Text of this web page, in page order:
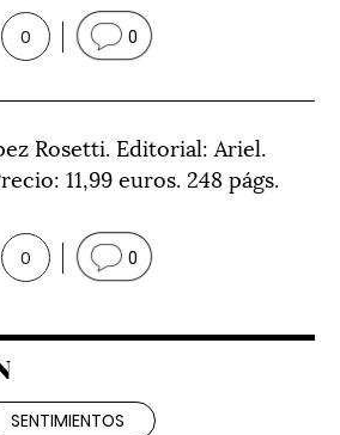
0 0
Rosetti. Editorial: Ariel.
11,99 euros. 248 págs.
0 0
SENTIMIENTOS